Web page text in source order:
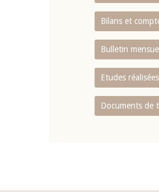
Bilans et
Bulletin
Etudes
Documents de